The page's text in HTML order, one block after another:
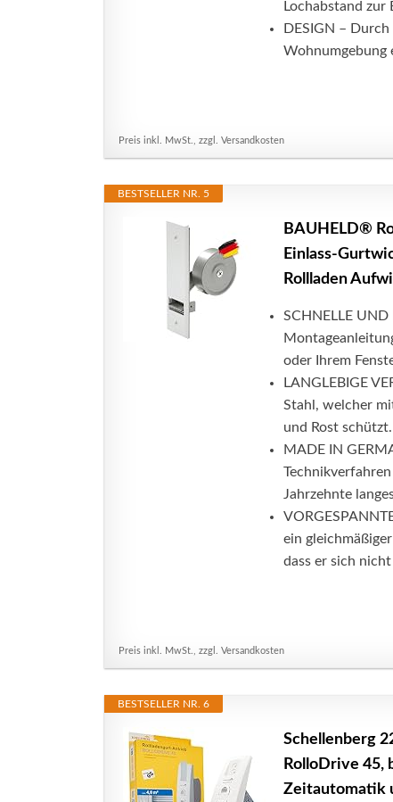
Lochabstand zur
DESIGN –
Wohnumgebung
Preis inkl. MwSt., zzgl. Versandkosten
BESTSELLER NR. 5
BAUHELD®
Einlass-
Rollladen
SCHNELLE
oder Ihrem
LANGLEBIGE
Stahl, welcher
und Rost
MADE IN
Jahrzehnte
ein
dass er sich
Preis inkl. MwSt., zzgl. Versandkosten
BESTSELLER NR. 6
Schellenberg
RolloDrive 45,
Zeitautomatik